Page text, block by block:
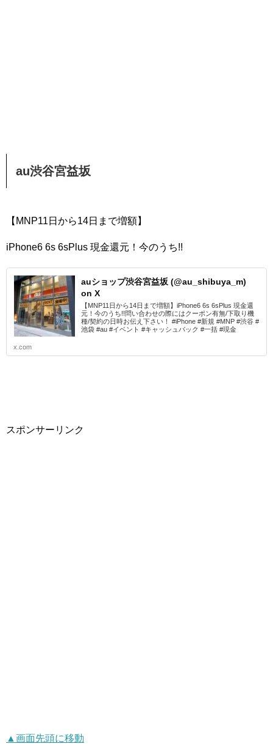
au渋谷宮益坂
【MNP11日から14日まで増額】
iPhone6 6s 6sPlus 現金還元！今のうち!!
auショップ渋谷宮益坂 (@au_shibuya_m)
on X
【MNP11日から14日まで増額】iPhone6 6s 6sPlus 現金還
元！今のうち!!問い合わせの際にはクーポン有無/下取り機
種/契約の日時お伝え下さい！ #iPhone #新規 #MNP #渋谷 #
池袋 #au #イベント #キャッシュバック #一括 #現金
x.com
スポンサーリンク
▲画面先頭に移動